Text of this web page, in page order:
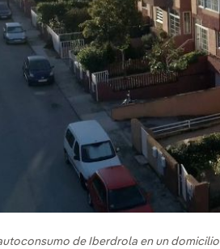
de Iberdrola en un domicilio